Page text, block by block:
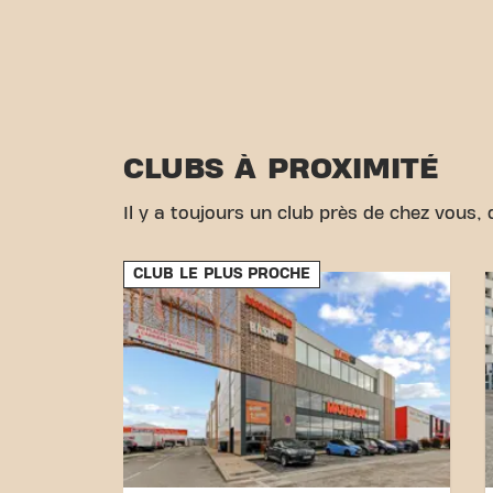
CLUBS À PROXIMITÉ
Il y a toujours un club près de chez
CLUB LE PLUS PROCHE